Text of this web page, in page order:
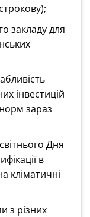
закладу для
інвестицій
зараз
Дня
в
кліматичні
з різних